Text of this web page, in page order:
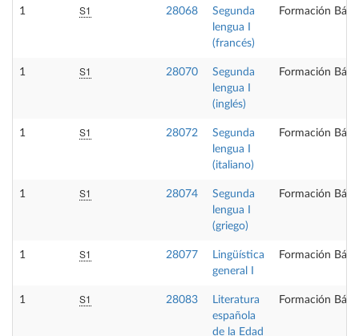
1 S1 28068
Segunda
lengua I
(francés)
Formación
1 S1 28070
Segunda
lengua I
(inglés)
Formación
1 S1 28072
Segunda
lengua I
(italiano)
Formación
1 S1 28074
Segunda
lengua I
(griego)
Formación
1 S1 28077
Lingüística
general I
Formación
1 S1 28083
Literatura
española
de la Edad
Formación